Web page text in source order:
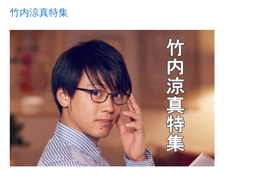
竹内涼真特集